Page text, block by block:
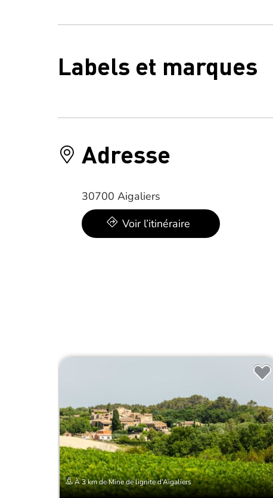
Labels et marques
Adresse
30700 Aigaliers
Voir l’itinéraire
À 3 km de Mine de lignite d’Aigaliers